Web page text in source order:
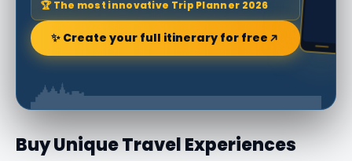
🏆 The most innovative Trip Planner 2026
✨ Create your full itinerary for free
Buy Unique Travel Experiences